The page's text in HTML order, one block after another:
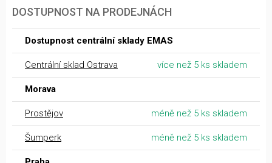
DOSTUPNOST NA PRODEJNÁCH
Dostupnost centrální sklady EMAS
Centrální sklad Ostrava více než 5 ks skladem
Morava
Prostějov méně než 5 ks skladem
Šumperk méně než 5 ks skladem